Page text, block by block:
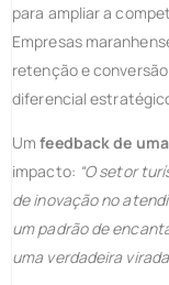
para ampliar a
Empresas
retenção e
diferencial
Umfeedback de
impacto: “O setor
de inovação no
um padrão de
uma verdadeira